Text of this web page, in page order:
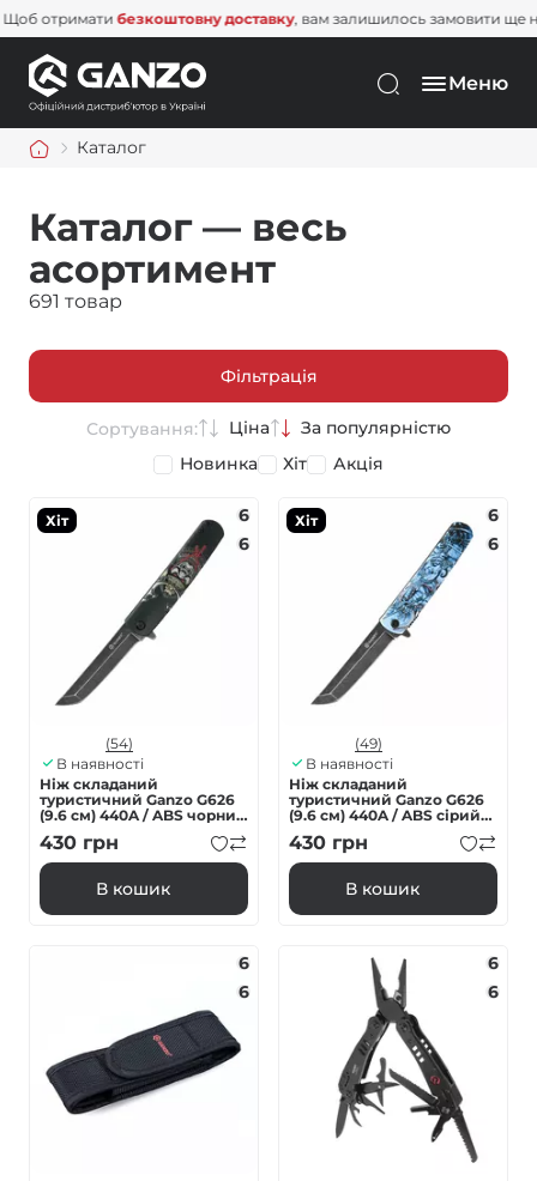
безкоштовну доставку, вам залишилось замовити ще на1 500
Меню
Каталог
Каталог — весь
асортимент
691 товар
Фільтрація
Сортування: Ціна
За популярністю
Новинка
Хіт Акція
Хіт
6
6
(54)
В наявності
Ніж складаний
туристичний Ganzo G626
(9.6 см) 440A / ABS чорний
самурай
430 грн
В кошик
Хіт
6
6
(49)
В наявності
Ніж складаний
туристичний Ganzo G626
(9.6 см) 440A / ABS сірий
самурай
430 грн
В кошик
6
6
6
6